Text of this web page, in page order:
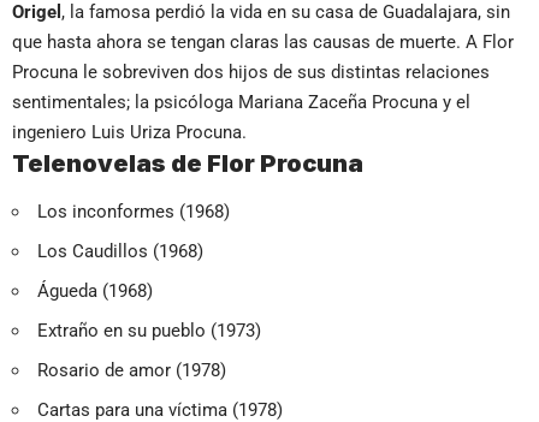
Origel , la famosa perdió la vida en su casa de Guadalajara, sin
que hasta ahora se tengan claras las causas de muerte. A Flor
Procuna le sobreviven dos hijos de sus distintas relaciones
sentimentales; la psicóloga Mariana Zaceña Procuna y el
ingeniero Luis Uriza Procuna.
Telenovelas de Flor Procuna
Los inconformes (1968)
Los Caudillos (1968)
Águeda (1968)
Extraño en su pueblo (1973)
Rosario de amor (1978)
Cartas para una víctima (1978)